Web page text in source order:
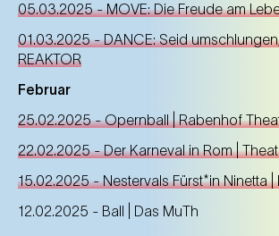
05.03.2025 - MOVE: Die Freude am
01.03.2025 - DANCE: Seid
REAKTOR
Februar
25.02.2025 - Opernball | Rabenhof
22.02.2025 - Der Karneval in Rom |
15.02.2025 - Nestervals Fürst*in Ninetta
12.02.2025 - Ball | Das MuTh